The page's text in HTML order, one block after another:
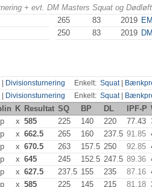
+ evt. DM Masters Squat og
265 83 2019
250 83 2019
Divisionsturnering Enkelt: Squat|
Divisionsturnering Enkelt: Squat|
K Resultat SQ BP DL IPF-P
x 585 225 140 220 77.43
x 662.5 265 160 237.5 91.85
x 670.5 263 157.5 250 92.85
x 645 245 152.5 247.5 89.36
x 627.5 237.5 155 235 87.16
x 585 225 145 215 81.18